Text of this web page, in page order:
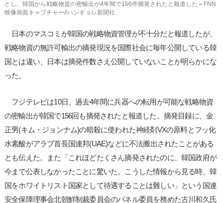
とし、韓国から戦略物資の密輸出が4年間で156件摘発されたと報道した＝FNN
映像画面キャプチャー//ハンギョレ新聞社
日本のマスコミが韓国の戦略物資管理が不十分だと報道したが、
戦略物資の無許可輸出の摘発現況を国際社会に毎年公開している韓
国とは違い、日本は摘発件数さえ公開していないことが明らかにな
った。
フジテレビは10日、過去4年間に兵器への転用が可能な戦略物資
の密輸出が韓国で156回も摘発されたと報道した。摘発目録に、金
正男(キム・ジョンナム)の暗殺に使われた神経剤VXの原料とフッ化
水素酸がアラブ首長国連邦(UAE)などに不法搬出されたことがある
とも伝えた。また「これほどたくさん摘発されたのに、韓国政府が
今まで公表しなかったことに驚いた。こうした情報から見る時、韓
国をホワイトリスト国家として待遇することは難しい」という国連
安全保障理事会北朝鮮制裁委員会のパネル委員を務めた古川和久氏